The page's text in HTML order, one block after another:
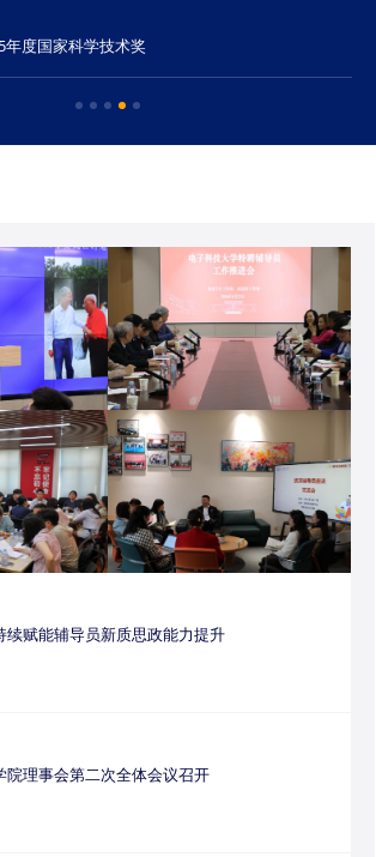
度国家科学技术奖
续赋能辅导员新质思政能力提升
院理事会第二次全体会议召开